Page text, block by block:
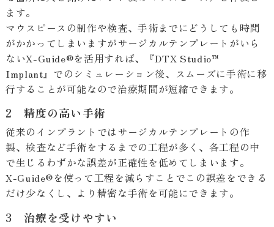
ます。
マウスピースの制作や検査、手術までにどうしても時間
がかかってしまいますがサージカルテンプレートがいら
ないX-Guide®を活用すれば、『DTX Studio™
Implant』でのシミュレーション後、スムーズに手術に移
行することが可能なので治療期間が短縮できます。
2 精度の高い手術
従来のインプラントではサージカルテンプレートの作
製、検査など手術をするまでの工程が多く、各工程の中
で生じるわずかな誤差が正確性を低めてしまいます。
X-Guide®を使って工程を減らすことでこの誤差をできる
だけ少なくし、より精密な手術を可能にできます。
3 治療を受けやすい